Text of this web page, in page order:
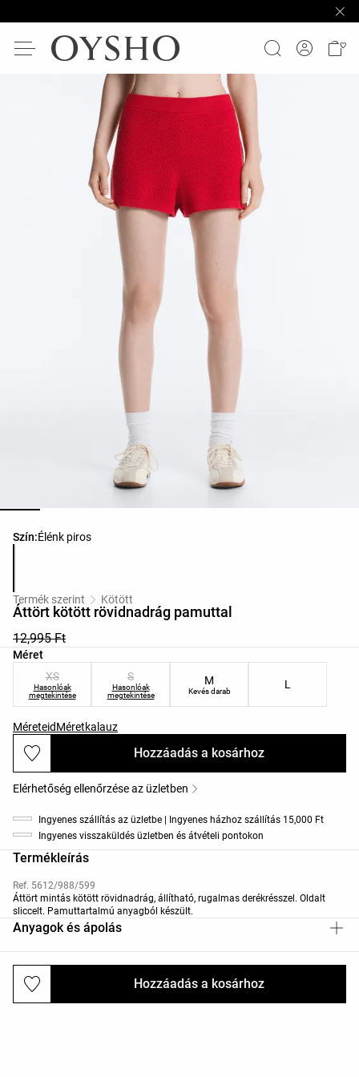
Szín:Élénk piros
Termékszínek listája
Termék szerint Kötött
Áttört kötött rövidnadrág pamuttal
12,995 Ft
Méret
Termékméretek listája
XS
Hasonlóak
megtekintése
S
Hasonlóak
megtekintése
M
Kevés darab
L
MéreteidMéretkalauz
Hozzáadás a kosárhoz
Hozzáadás a kosárhoz
Elérhetőség ellenőrzése az üzletben
Ingyenes szállítás az üzletbe | Ingyenes házhoz szállítás 15,000 Ft
Ingyenes visszaküldés üzletben és átvételi pontokon
Termékleírás
Ref. 5612/988/599
Áttört mintás kötött rövidnadrág, állítható, rugalmas derékrésszel. Oldalt
sliccelt. Pamuttartalmú anyagból készült.
Anyagok és ápolás
Kiszállítás és visszaküldés